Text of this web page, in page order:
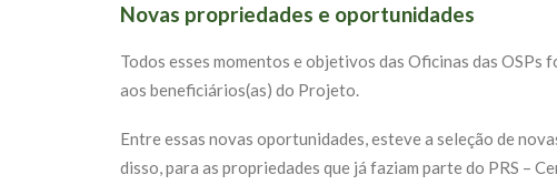
Novas propriedades e oportunidades
Todos esses momentos e objetivos das Oficinas das
aos beneficiários(as) do Projeto.
Entre essas novas oportunidades, esteve a seleção de
disso, para as propriedades que já faziam parte do PRS –